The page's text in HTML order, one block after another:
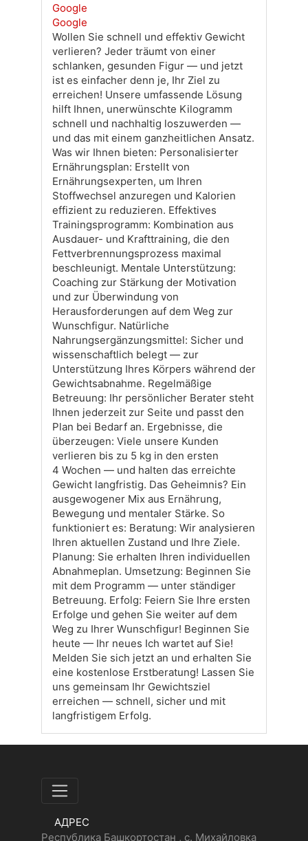
Google
Google
Wollen Sie schnell und effektiv Gewicht
verlieren? Jeder träumt von einer
schlanken, gesunden Figur — und jetzt
ist es einfacher denn je, Ihr Ziel zu
erreichen! Unsere umfassende Lösung
hilft Ihnen, unerwünschte Kilogramm
schnell und nachhaltig loszuwerden —
und das mit einem ganzheitlichen Ansatz.
Was wir Ihnen bieten: Personalisierter
Ernährungsplan: Erstellt von
Ernährungsexperten, um Ihren
Stoffwechsel anzuregen und Kalorien
effizient zu reduzieren. Effektives
Trainingsprogramm: Kombination aus
Ausdauer- und Krafttraining, die den
Fettverbrennungsprozess maximal
beschleunigt. Mentale Unterstützung:
Coaching zur Stärkung der Motivation
und zur Überwindung von
Herausforderungen auf dem Weg zur
Wunschfigur. Natürliche
Nahrungsergänzungsmittel: Sicher und
wissenschaftlich belegt — zur
Unterstützung Ihres Körpers während der
Gewichtsabnahme. Regelmäßige
Betreuung: Ihr persönlicher Berater steht
Ihnen jederzeit zur Seite und passt den
Plan bei Bedarf an. Ergebnisse, die
überzeugen: Viele unsere Kunden
verlieren bis zu 5 kg in den ersten
4 Wochen — und halten das erreichte
Gewicht langfristig. Das Geheimnis? Ein
ausgewogener Mix aus Ernährung,
Bewegung und mentaler Stärke. So
funktioniert es: Beratung: Wir analysieren
Ihren aktuellen Zustand und Ihre Ziele.
Planung: Sie erhalten Ihren individuellen
Abnahmeplan. Umsetzung: Beginnen Sie
mit dem Programm — unter ständiger
Betreuung. Erfolg: Feiern Sie Ihre ersten
Erfolge und gehen Sie weiter auf dem
Weg zu Ihrer Wunschfigur! Beginnen Sie
heute — Ihr neues Ich wartet auf Sie!
Melden Sie sich jetzt an und erhalten Sie
eine kostenlose Erstberatung! Lassen Sie
uns gemeinsam Ihr Gewichtsziel
erreichen — schnell, sicher und mit
langfristigem Erfolg.
АДРЕС
Республика Башкортостан , с. Михайловка